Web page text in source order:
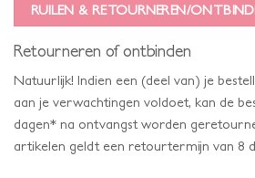
RUILEN & RETOURNEREN/
Retourneren of ontbinden
Natuurlijk! Indien een (deel van) je
aan je verwachtingen voldoet, kan de
dagen* na ontvangst worden
artikelen geldt een retourtermijn van 8